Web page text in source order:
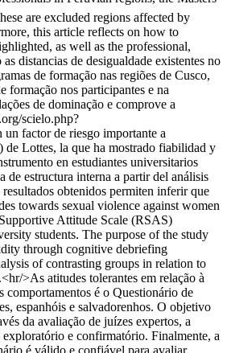
are excluded regions affected by
this article reflects on how to
as well as the professional,
distancias de desigualdade existentes no
de formação nas regiões de Cusco,
formação nos participantes e na
de dominação e comprove a
scielo.php?
factor de riesgo importante a
de Lottes, la que ha mostrado fiabilidad y
en estudiantes universitarios
de estructura interna a partir del análisis
obtenidos permiten inferir que
towards sexual violence against women
Attitude Scale (RSAS)
students. The purpose of the study
through cognitive debriefing
of contrasting groups in relation to
>As atitudes tolerantes em relação à
comportamentos é o Questionário de
espanhóis e salvadorenhos. O objetivo
da avaliação de juízes expertos, a
e confirmatório. Finalmente, a
é válido e confiável para avaliar